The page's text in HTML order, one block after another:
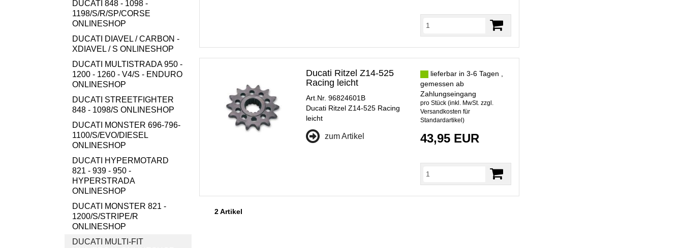
DUCATI 848 - 1098 -
1198/S/R/SP/CORSE
ONLINESHOP
DUCATI DIAVEL / CARBON -
XDIAVEL / S ONLINESHOP
DUCATI MULTISTRADA 950 -
1200 - 1260 - V4/S - ENDURO
ONLINESHOP
DUCATI STREETFIGHTER
848 - 1098/S ONLINESHOP
DUCATI MONSTER 696-796-
1100/S/EVO/DIESEL
ONLINESHOP
DUCATI HYPERMOTARD
821 - 939 - 950 -
HYPERSTRADA
ONLINESHOP
DUCATI MONSTER 821 -
1200/S/STRIPE/R
ONLINESHOP
DUCATI MULTI-FIT
Ducati Ritzel Z14-525
Racing leicht
Art.Nr. 96824601B
Ducati Ritzel Z14-525 Racing
leicht
zum Artikel
lieferbar in 3-6 Tagen ,
gemessen ab
Zahlungseingang
pro Stück (inkl. MwSt. zzgl.
Versandkosten für
Standardartikel )
43,95 EUR
2 Artikel